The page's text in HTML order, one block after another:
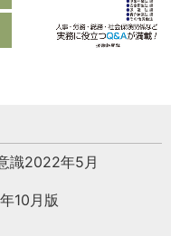
識2022年5月
10月版